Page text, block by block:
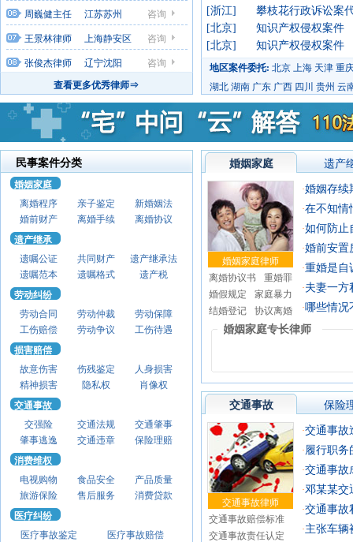
周巍健主任
团队律师
江苏苏州 咨询
王景林律师 上海静安区 咨询
张俊杰律师 辽宁沈阳
咨询
查看更多优秀律师⇒
[浙江]
攀枝花行政诉讼案
[北京]
知识产权侵权案件
[北京]
知识产权侵权案件
地区案件委托: 北京 上海 天津 重
湖北 湖南 广东 广西 四川 贵州 云
民事案件分类
婚姻家庭
离婚程序
亲子鉴定
新婚姻法
婚前财产
离婚手续
离婚协议
遗产继承
遗嘱公证
共同财产
遗产继承法
遗嘱范本
遗嘱格式
遗产税
劳动纠纷
劳动合同
劳动仲裁
劳动保障
工伤赔偿
劳动争议
工伤待遇
损害赔偿
故意伤害
伤残鉴定
人身损害
精神损害
隐私权
肖像权
交通事故
交强险
交通法规
交通肇事
肇事逃逸
交通违章
保险理赔
消费维权
电视购物
食品安全
产品质量
旅游保险
售后服务
消费贷款
医疗纠纷
医疗事故鉴定
医疗事故赔偿
婚姻家庭 遗产
婚姻家庭律师
离婚协议书
重婚罪
婚假规定
家庭暴力
结婚登记
协议离婚
·婚姻存续期间签订离
·在不知情情况下
·如何防止自己
·婚前安置
·重婚是自
·夫妻一方私自
·哪些情况
婚姻家庭专长律师
交通事故 保险
交通事故律师
交通事故赔偿标准
交通事故责任认定
·交通事故造
·履行职务的
·交通事故
·邓某某交通
·交通事故
·主张车辆被